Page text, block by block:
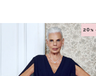
20 %